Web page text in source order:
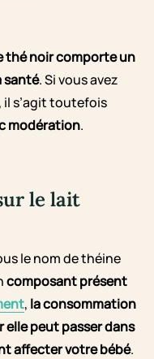
thé noir comporte un
santé. Si vous avez
il s’agit toutefois
modération.
le lait
le nom de théine
composant présent
, la consommation
elle peut passer dans
affecter votre bébé.